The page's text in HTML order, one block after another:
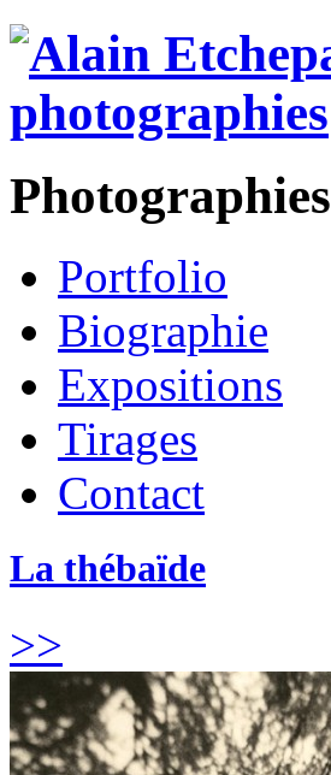
Photographies
Portfolio
Biographie
Expositions
Tirages
Contact
La thébaïde
>>